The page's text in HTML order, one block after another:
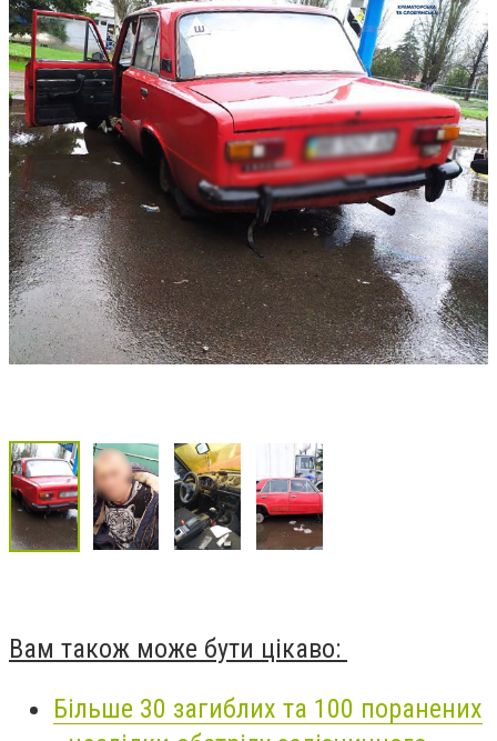
Вам також може бути цікаво:
Більше 30 загиблих та 100 поранених